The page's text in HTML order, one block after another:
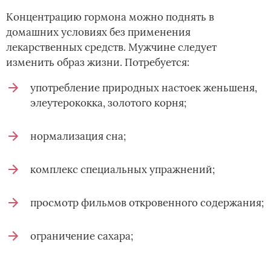
Концентрацию гормона можно поднять в
домашних условиях без применения
лекарственных средств. Мужчине следует
изменить образ жизни. Потребуется:
употребление природных настоек женьшеня,
элеутерококка, золотого корня;
нормализация сна;
комплекс специальных упражнений;
просмотр фильмов откровенного содержания;
ограничение сахара;